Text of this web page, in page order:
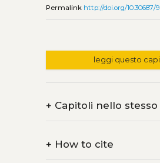
Permalink http://doi.org/10.30687/
leggi questo
+ Capitoli nello
+ How to cite